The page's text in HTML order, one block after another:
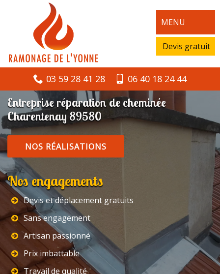
MENU
Devis gratuit
03 59 28 41 28 06 40 18 24 44
Entreprise réparation de cheminée
Charentenay 89580
NOS RÉALISATIONS
Nos engagements
Devis et déplacement gratuits
Sans engagement
Artisan passionné
Prix imbattable
Travail de qualité